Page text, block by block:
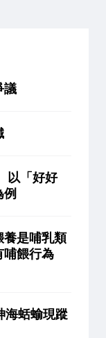
議
以「好好
養是哺乳類
哺餵行為
海蛞蝓現蹤